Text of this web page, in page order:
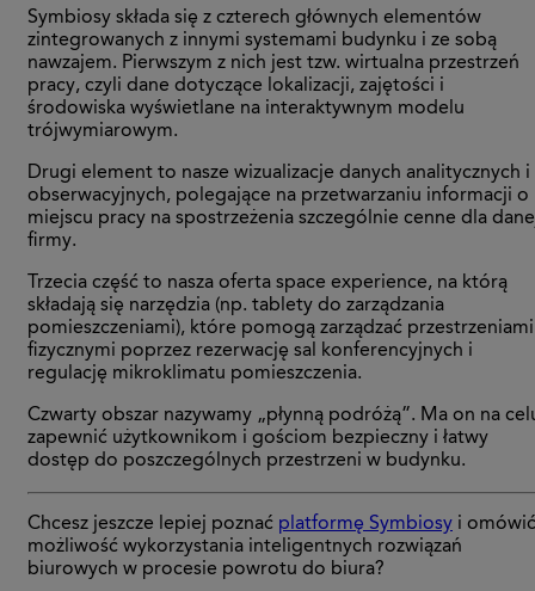
Symbiosy składa się z czterech głównych elementów
zintegrowanych z innymi systemami budynku i ze sobą
nawzajem. Pierwszym z nich jest tzw. wirtualna przestrzeń
pracy, czyli dane dotyczące lokalizacji, zajętości i
środowiska wyświetlane na interaktywnym modelu
trójwymiarowym.
Drugi element to nasze wizualizacje danych analitycznych i
obserwacyjnych, polegające na przetwarzaniu informacji o
miejscu pracy na spostrzeżenia szczególnie cenne dla
firmy.
Trzecia część to nasza oferta space experience, na którą
składają się narzędzia (np. tablety do zarządzania
pomieszczeniami), które pomogą zarządzać przestrzeniami
fizycznymi poprzez rezerwację sal konferencyjnych i
regulację mikroklimatu pomieszczenia.
Czwarty obszar nazywamy „płynną podróżą”. Ma on na
zapewnić użytkownikom i gościom bezpieczny i łatwy
dostęp do poszczególnych przestrzeni w budynku.
Chcesz jeszcze lepiej poznać platformę Symbiosy i omówić
możliwość wykorzystania inteligentnych rozwiązań
biurowych w procesie powrotu do biura?